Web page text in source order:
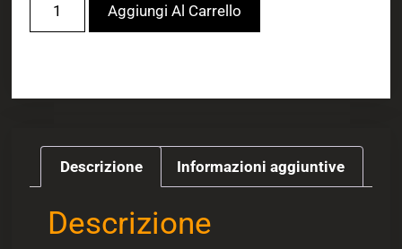
Aggiungi Al Carrello
Descrizione Informazioni aggiuntive
Descrizione